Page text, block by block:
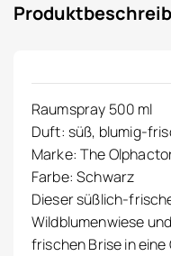
Raumspray 500 ml
Duft: süß, blumig-
Marke: The
Farbe: Schwarz
Dieser süßlich-
Wildblumenwiese
frischen Brise in